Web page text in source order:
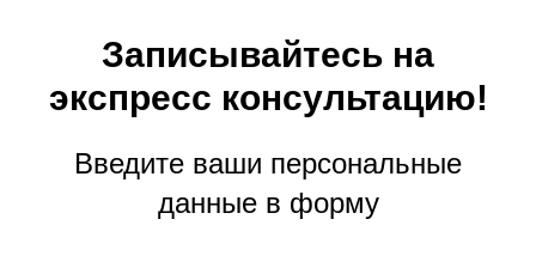
Записывайтесь на
экспресс консультацию!
Введите ваши персональные
данные в форму